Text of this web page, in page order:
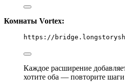
Комнаты Vortex:
https://
Каждое расширение
хотите оба — повторите